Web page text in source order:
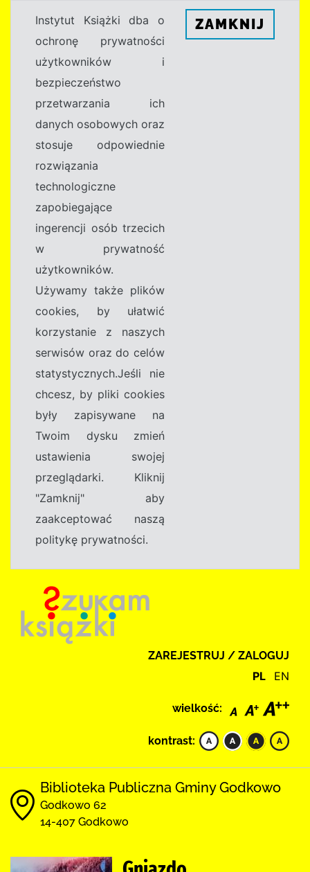
Instytut Książki dba o
ochronę prywatności
użytkowników i
bezpieczeństwo
przetwarzania ich
danych osobowych oraz
stosuje odpowiednie
rozwiązania
technologiczne
zapobiegające
ingerencji osób trzecich
w prywatność
użytkowników.
Używamy także plików
cookies, by ułatwić
korzystanie z naszych
serwisów oraz do celów
statystycznych.Jeśli nie
chcesz, by pliki cookies
były zapisywane na
Twoim dysku zmień
ustawienia swojej
przeglądarki. Kliknij
"Zamknij" aby
zaakceptować naszą
politykę prywatności.
ZAMKNIJ
ZAREJESTRUJ / ZALOGUJ
PL EN
wielkość:
kontrast:
Biblioteka Publiczna Gminy Godkowo
Godkowo 62
14-407 Godkowo